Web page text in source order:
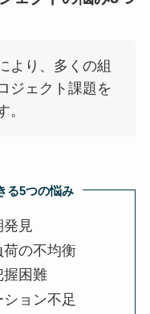
より、多くの組
ジェクト課題を
。
る5つの悩み
発見
荷の不均衡
握困難
ョン不足